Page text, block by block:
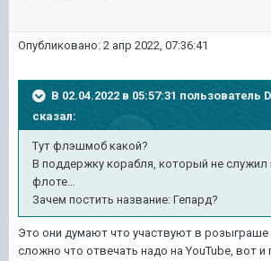
Опубликовано: 2 апр 2022, 07:36:41
В 02.04.2022 в 05:57:31 пользователь
сказал:
Тут флэшмоб какой?
В поддержку корабля, который не служил
флоте…
Зачем постить название: Гепард?
Это они думают что участвуют в розыграше
сложно что отвечать надо на YouTube, вот и